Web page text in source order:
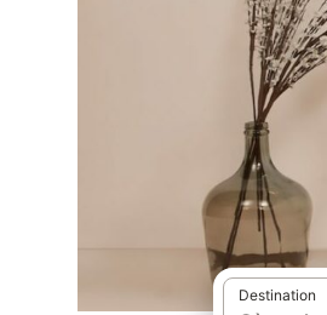
Destination